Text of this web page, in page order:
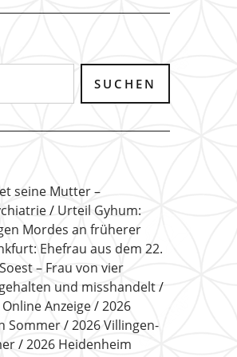
seine Mutter –
Urteil Gyhum:
Mordes an früherer
Ehefrau aus dem 22.
– Frau von vier
und misshandelt
Online Anzeige
2026
Sommer
2026 Villingen-
2026 Heidenheim